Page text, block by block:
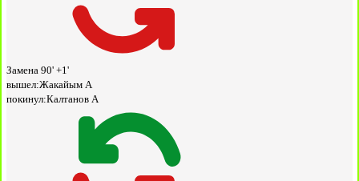
Замена 90' +1'
вышел:Жакайым А
покинул:Калтанов А